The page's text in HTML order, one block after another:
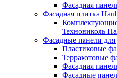
Фасадная
Фасадная плитка
Технониколь
Фасадные панели для
Пластиковые
Терракотовые
Фасадная
Фасадные